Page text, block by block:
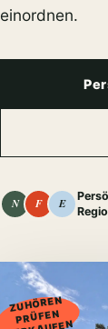
einordnen.
N F E
ZUHÖREN
PRÜFEN